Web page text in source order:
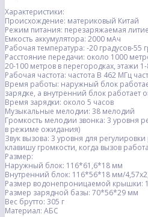
Характеристики:
Происхождение: материковый Китай
Режим питания: перезаряжаемая
Емкость аккумулятора: 2000 мАч
Рабочая температура: -20 градусов-55
Расстояние передачи: около 1000
20-100 метров в перегородках, этажи
Рабочая частота: частота B 462 МГц
Время работы: наружный блок
зарядке, а внутренний блок работает
Время зарядки: около 5 часов
Музыкальные мелодии: 38 мелодий
Громкость мелодии звонка: 3 уровня
в режиме ожидания)
Звук вызова: 3 уровня для
клавишу громкости, когда вызов
Размер:
Наружный блок: 116*61,6*18 мм
Внутренний блок: 116*56*18 мм/
Размер водонепроницаемой крышки:
Размер зарядной базы: 70*56*29 мм
Вес брутто: 305 г
Материал: АБС